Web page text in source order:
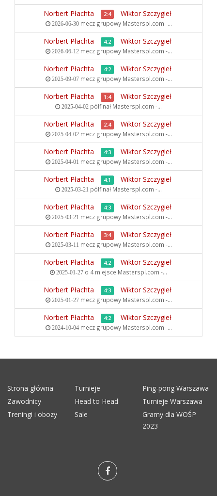
Norbert Płachta 2:4 Wiktor Szczygieł
2026-06-30mecz grupowy Masterspl.com -...
Norbert Płachta 4:2 Wiktor Szczygieł
2026-06-12mecz grupowy Masterspl.com -...
Norbert Płachta 4:2 Wiktor Szczygieł
2025-09-07mecz grupowy Masterspl.com -...
Norbert Płachta 1:4 Wiktor Szczygieł
2025-04-02 półfinał Masterspl.com -...
Norbert Płachta 2:4 Wiktor Szczygieł
2025-04-02mecz grupowy Masterspl.com -...
Norbert Płachta 4:3 Wiktor Szczygieł
2025-04-01 mecz grupowy Masterspl.com -...
Norbert Płachta 4:1 Wiktor Szczygieł
2025-03-21 półfinał Masterspl.com -...
Norbert Płachta 4:3 Wiktor Szczygieł
2025-03-21 mecz grupowy Masterspl.com -...
Norbert Płachta 3:4 Wiktor Szczygieł
2025-03-11 mecz grupowy Masterspl.com -...
Norbert Płachta 4:2 Wiktor Szczygieł
2025-01-27 o 4 miejsce Masterspl.com -...
Norbert Płachta 4:3 Wiktor Szczygieł
2025-01-27mecz grupowy Masterspl.com -...
Norbert Płachta 4:2 Wiktor Szczygieł
2024-10-04mecz grupowy Masterspl.com -...
Strona główna Turnieje
Ping-pong Warszawa
Zawodnicy
Head to Head
Turnieje Warszawa
Treningi i obozy
Sale
Gramy dla WOŚP
2023